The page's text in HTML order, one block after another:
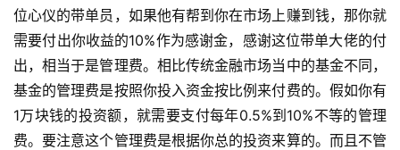
位心仪的带单员，如果他有帮到你在市场上赚到钱，那你就
需要付出你收益的10%作为感谢金，感谢这位带单大佬的付
出，相当于是管理费。相比传统金融市场当中的基金不同，
基金的管理费是按照你投入资金按比例来付费的。假如你有
1万块钱的投资额，就需要支付每年0.5%到10%不等的管理
费。要注意这个管理费是根据你总的投资来算的。而且不管